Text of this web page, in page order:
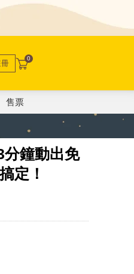
0
售票
分鐘動出免
定！